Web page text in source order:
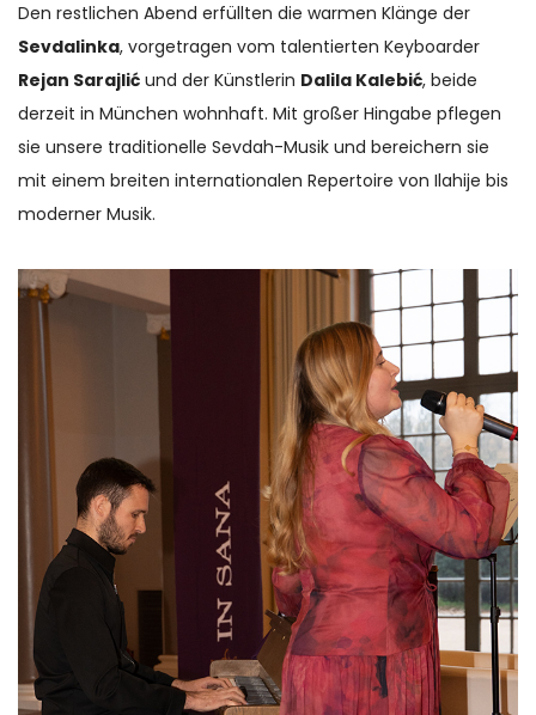
Den restlichen Abend erfüllten die warmen Klänge der
Sevdalinka, vorgetragen vom talentierten Keyboarder
Rejan Sarajlić und der Künstlerin Dalila Kalebić, beide
derzeit in München wohnhaft. Mit großer Hingabe pflegen
sie unsere traditionelle Sevdah-Musik und bereichern sie
mit einem breiten internationalen Repertoire von Ilahije bis
moderner Musik.